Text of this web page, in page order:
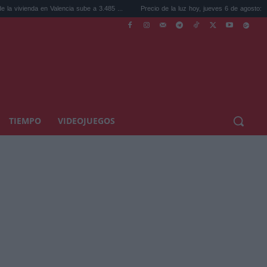
Valencia sube a 3.485 ... Precio de la luz hoy, jueves 6 de agosto: la hora ...
TIEMPO VIDEOJUEGOS